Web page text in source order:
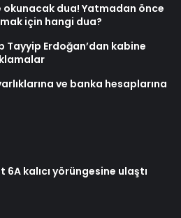
okunacak dua! Yatmadan önce
için hangi dua?
Tayyip Erdoğan’dan kabine
ve banka hesaplarına
6A kalıcı yörüngesine ulaştı